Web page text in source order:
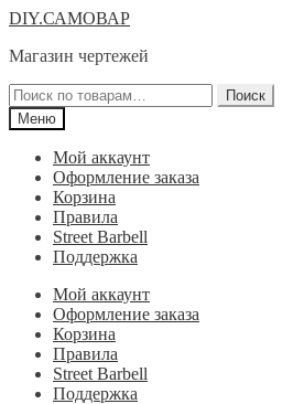
Перейти
навигации
Перейти
содержимому
DIY.САМОВАР
Магазин чертежей
Искать:
Поиск
Меню
Мой аккаунт
Оформление заказа
Корзина
Правила
Street Barbell
Поддержка
Мой аккаунт
Оформление заказа
Корзина
Правила
Street Barbell
Поддержка